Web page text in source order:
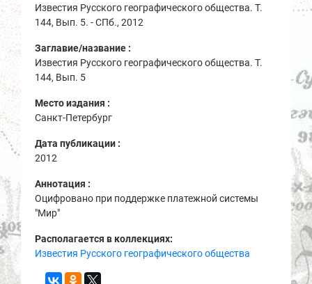
Известия Русского географического общества. Т.
144, Вып. 5. - СПб., 2012
Заглавие/название :
Известия Русского географического общества. Т.
144, Вып. 5
Место издания :
Санкт-Петербург
Дата публикации :
2012
Аннотация :
Оцифровано при поддержке платежной системы
"Мир"
Располагается в коллекциях:
Известия Русского географического общества